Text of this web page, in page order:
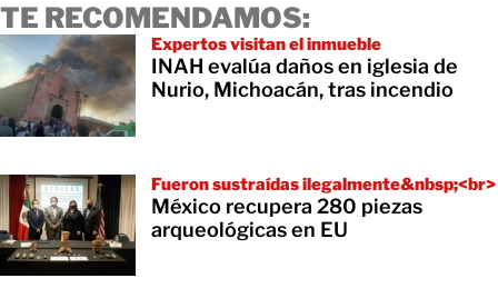
TE RECOMENDAMOS:
Expertos visitan el inmueble
INAH evalúa daños en iglesia de
Nurio, Michoacán, tras incendio
Fueron sustraídas ilegalmente&nbsp;<br>
México recupera 280 piezas
arqueológicas en EU